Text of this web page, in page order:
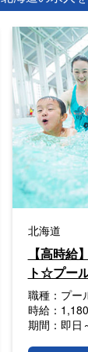
北海道
【高時給
ト☆プー
職種： プー
時給：
期間： 即日